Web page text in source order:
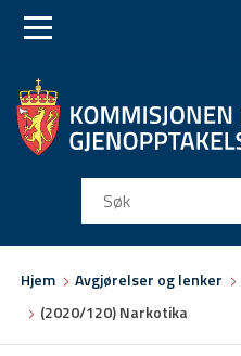
Hjem Avgjørelser og lenker
(2020/120) Narkotika